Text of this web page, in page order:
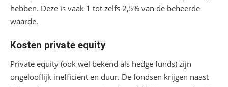
hebben. Deze is vaak 1 tot zelfs 2,5% van de beheerde
waarde.
Kosten private equity
Private equity (ook wel bekend als hedge funds) zijn
ongelooflijk inefficiënt en duur. De fondsen krijgen naast